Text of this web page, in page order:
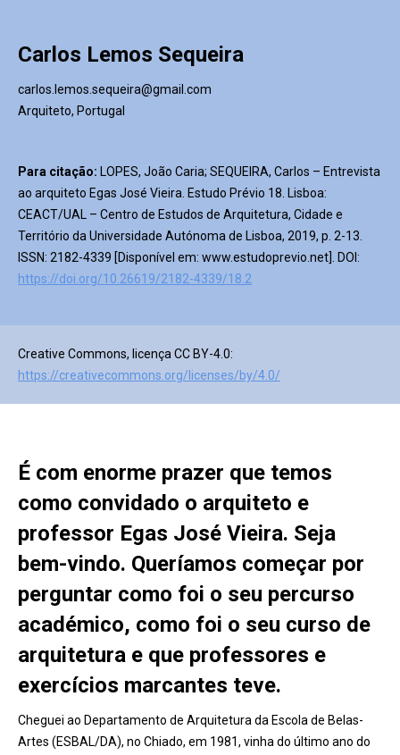
Carlos Lemos Sequeira
carlos.lemos.sequeira@gmail.com
Arquiteto, Portugal
Para citação: LOPES, João Caria; SEQUEIRA, Carlos – Entrevista
ao arquiteto Egas José Vieira. Estudo Prévio 18. Lisboa:
CEACT/UAL – Centro de Estudos de Arquitetura, Cidade e
Território da Universidade Autónoma de Lisboa, 2019, p. 2-13.
ISSN: 2182-4339 [Disponível em: www.estudoprevio.net]. DOI:
https://doi.org/10.26619/2182-4339/18.2
Creative Commons, licença CC BY-4.0:
https://creativecommons.org/licenses/by/4.0/
É com enorme prazer que temos
como convidado o arquiteto e
professor Egas José Vieira. Seja
bem-vindo. Queríamos começar por
perguntar como foi o seu percurso
académico, como foi o seu curso de
arquitetura e que professores e
exercícios marcantes teve.
Cheguei ao Departamento de Arquitetura da Escola de Belas-
Artes (ESBAL/DA), no Chiado, em 1981, vinha do último ano do